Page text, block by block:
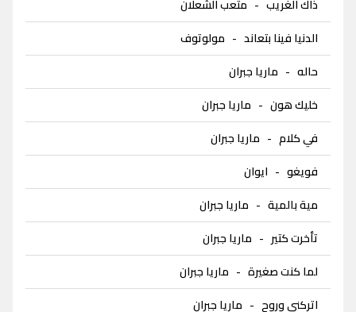
ذاك الغريب - متعب الشعلان
الدنيا فينا بتعاند - مولوتوف
حاله - ماريا جبران
خليك هون - ماريا جبران
في كلام - ماريا جبران
فويغو - ايوان
مية بالمية - ماريا جبران
تأخرت كتير- ماريا جبران
لما كنت صغيرة - ماريا جبران
اتركني وروح - ماريا جبران